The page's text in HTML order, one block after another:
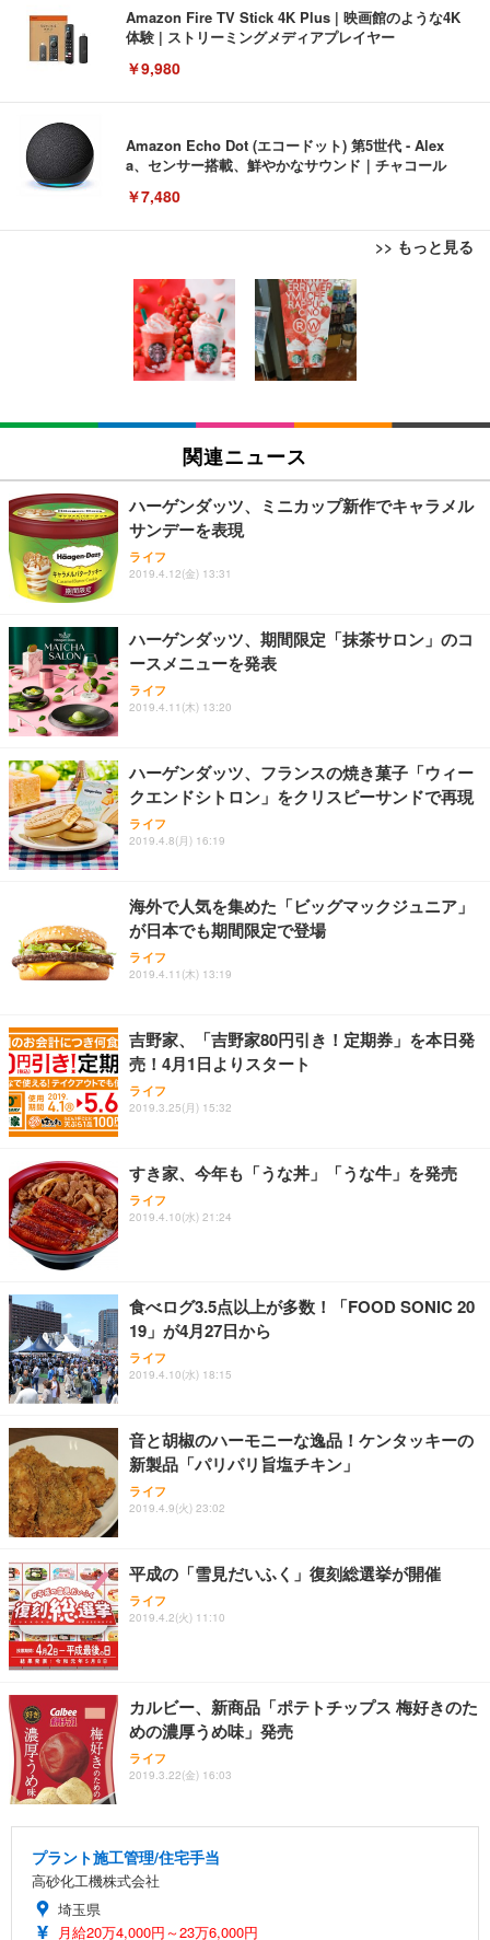
Amazon Fire TV Stick 4K Plus | 映画館のような4K
体験 | ストリーミングメディアプレイヤー
￥9,980
Amazon Echo Dot (エコードット) 第5世代 - Alex
a、センサー搭載、鮮やかなサウンド｜チャコール
￥7,480
>> もっと見る
[EdoErgo] オフィスチェア 椅子 テレワーク 疲れな
い 跳ね上げ式アームレスト コンパクト 約105度ロッ
キング pc 事務椅子 360度回転 座面昇降 強化ナイロ
ン樹脂ベース 通気性メッシュ 在宅ワーク H-WY01
(黒網+黒枠+黒足)
￥5,699
SIHOO B100 オフィスチェア／デスクチェア メッシ
ュチェア 人間工学 疲れない ブラック
￥27,999
Sezlife オフィスチェア デスクチェア 疲れない テレ
ワーク チェア 強化バックレスト 30度ロッキング機
能 人間工学 椅子 腰サポート 90度跳ね上げ式アーム
務用 おしゃれ パソコンチェア (ブラック)
Sezlife オフィスチェア デスクチェア 疲れない テレ
ワーク チェア 強化バックレスト 30度ロッキング機
能 人間工学 椅子 腰サポート 90度跳ね上げ式アーム
務用 おしゃれ パソコンチェア (ホワイト)
ANDWINT オフィスチェア デスクチェア 肘なし メ
ッシュ 通気性 ランバーサポート付き 腰サポート ガ
ス圧無段階昇降 360度回転 キャスター付き コンパク
EIZO ビジネス向けプレミアムモニター | FlexScan
EV3240X-WT | 31.5型4K UHD・USB Type-C・ホワ
イト
￥105,595
EIZO ビジネス向けプレミアムモニター | FlexScan
￥109,572
【純正品】27"ゲーミングモニター DualSense 充電
フック付き（CFI-ZDM1J）
【整備済み品】Dell E2724HS 27インチ 液晶モニタ
ー フルHD（1920×1080）VA 非光沢 HDMI/DisplayP
ort/VGA スピーカー内蔵 高さ調整 スイベル VESA対
【MiniLED/24.5inch/280Hz/FHD】GRAPHT THE S
HOOTER Gaming Monitor 24” Essential ゲーミン
グモニター QD 24.5インチ 1ms FHD 量子ドット 残
Amazonベーシック ペットシーツ 薄型 レギュラー 1
回使い捨て 無香料 ホワイト 300枚
￥3,373
Amazonベーシック ペットシーツ 厚型 ワイド 42枚
x2袋(84枚) ホワイト(吸収面:ライトブルー)
￥3,234
ネオ・ルーライフ ネオ・オムツ L 中型犬用 26枚入
り 単品
Smart Basic(スマートベーシック) 【Amazon.co.jp
限定】 Smart Basic アイリスオーヤマ ペットシーツ
超厚型 お徳用 ワイド 100枚入 (x 1) (ケース販売)
アイリスオーヤマ ペットシーツ 超厚型 お徳用 レギ
ュラー 200枚入【Amazon.co.jp限定】
関連ニュース
ハーゲンダッツ、ミニカップ新作でキャラメル
サンデーを表現
ライフ
2019.4.12(金) 13:31
ハーゲンダッツ、期間限定「抹茶サロン」のコ
ースメニューを発表
ライフ
2019.4.11(木) 13:20
ハーゲンダッツ、フランスの焼き菓子「ウィー
クエンドシトロン」をクリスピーサンドで再現
ライフ
2019.4.8(月) 16:19
海外で人気を集めた「ビッグマックジュニア」
が日本でも期間限定で登場
ライフ
2019.4.11(木) 13:19
吉野家、「吉野家80円引き！定期券」を本日発
売！4月1日よりスタート
ライフ
2019.3.25(月) 15:32
すき家、今年も「うな丼」「うな牛」を発売
ライフ
2019.4.10(水) 21:24
食べログ3.5点以上が多数！「FOOD SONIC 20
19」が4月27日から
ライフ
2019.4.10(水) 18:15
音と胡椒のハーモニーな逸品！ケンタッキーの
新製品「パリパリ旨塩チキン」
ライフ
2019.4.9(火) 23:02
平成の「雪見だいふく」復刻総選挙が開催
ライフ
2019.4.2(火) 11:10
カルビー、新商品「ポテトチップス 梅好きのた
めの濃厚うめ味」発売
ライフ
2019.3.22(金) 16:03
プラント施工管理/住宅手当
高砂化工機株式会社
埼玉県
月給20万4,000円～23万6,000円